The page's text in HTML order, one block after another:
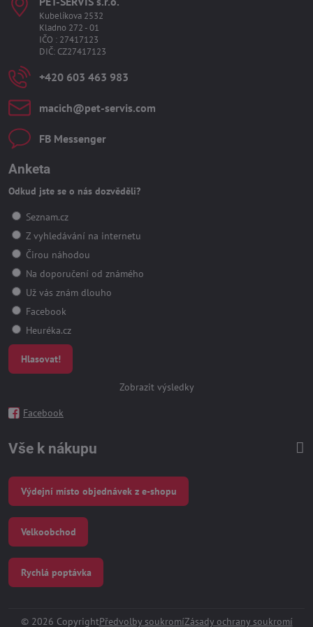
Kubelíkova 2532
Kladno 272 - 01
IČO : 27417123
DIČ: CZ27417123
+420 603 463 983
macich​@pet-servis​.com
FB Messenger
Anketa
Odkud jste se o nás dozvěděli?
Seznam.cz
Z vyhledávání na internetu
Čirou náhodou
Na doporučení od známého
Už vás znám dlouho
Facebook
Heuréka.cz
Hlasovat!
Zobrazit výsledky
Facebook
Vše k nákupu
Výdejní místo objednávek z e-shopu
Velkoobchod
Rychlá poptávka
© 2026 CopyrightPředvolby soukromíZásady ochrany soukromí